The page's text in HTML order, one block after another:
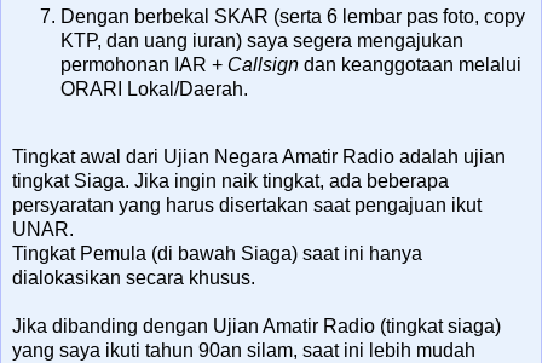
Dengan berbekal SKAR (serta 6 lembar pas foto, copy
KTP, dan uang iuran) saya segera mengajukan
permohonan IAR + Callsign dan keanggotaan melalui
ORARI Lokal/Daerah.
Tingkat awal dari Ujian Negara Amatir Radio adalah ujian
tingkat Siaga. Jika ingin naik tingkat, ada beberapa
persyaratan yang harus disertakan saat pengajuan ikut
UNAR.
Tingkat Pemula (di bawah Siaga) saat ini hanya
dialokasikan secara khusus.
Jika dibanding dengan Ujian Amatir Radio (tingkat siaga)
yang saya ikuti tahun 90an silam, saat ini lebih mudah